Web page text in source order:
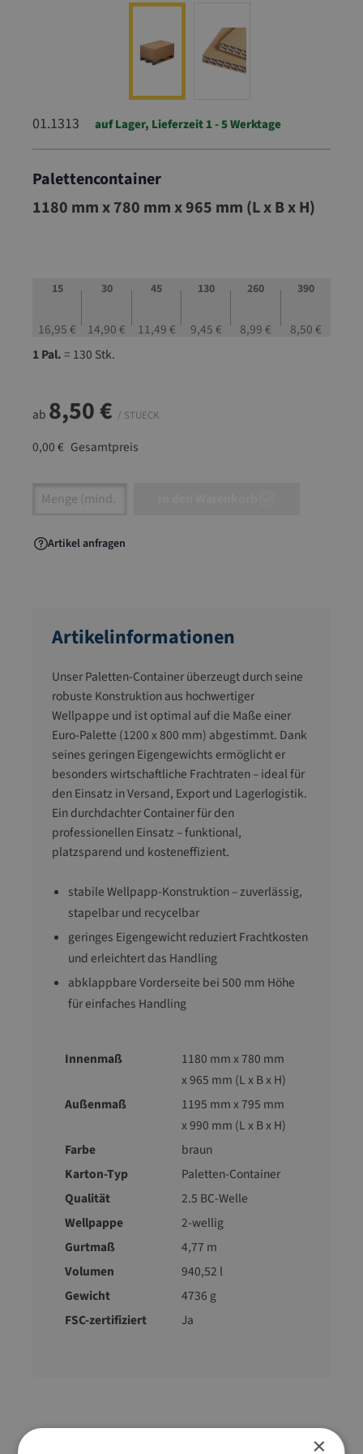
01.1313 auf Lager, Lieferzeit 1 - 5 Werktage
Palettencontainer
01.1313
1180 mm x 780 mm x 965 mm (L x B x H)
15
16,95 €
30
14,90 €
45
11,49 €
130
9,45 €
260
8,99 €
390
8,50 €
1 Pal.= 130 Stk.
ab 8,50 € / STUECK
0,00 € Gesamtpreis
Artikel Anzahl: Gib den gewünschten Wert
Artikel anfragen
Artikelinformationen
Unser Paletten-Container überzeugt durch seine
robuste Konstruktion aus hochwertiger
Wellpappe und ist optimal auf die Maße einer
Euro-Palette (1200 x 800 mm) abgestimmt. Dank
seines geringen Eigengewichts ermöglicht er
besonders wirtschaftliche Frachtraten – ideal für
den Einsatz in Versand, Export und Lagerlogistik.
Ein durchdachter Container für den
professionellen Einsatz – funktional,
platzsparend und kosteneffizient.
stabile Wellpapp-Konstruktion – zuverlässig,
stapelbar und recycelbar
geringes Eigengewicht reduziert Frachtkosten
und erleichtert das Handling
abklappbare Vorderseite bei 500 mm Höhe
für einfaches Handling
Innenmaß
1180 mm x 780 mm
x 965 mm (L x B x H)
Außenmaß
1195 mm x 795 mm
x 990 mm (L x B x H)
Farbe
braun
Karton-Typ
Paletten-Container
Qualität
2.5 BC-Welle
Wellpappe
2-wellig
Gurtmaß
4,77 m
Volumen
940,52 l
Gewicht
4736 g
FSC-zertifiziert
Ja
×